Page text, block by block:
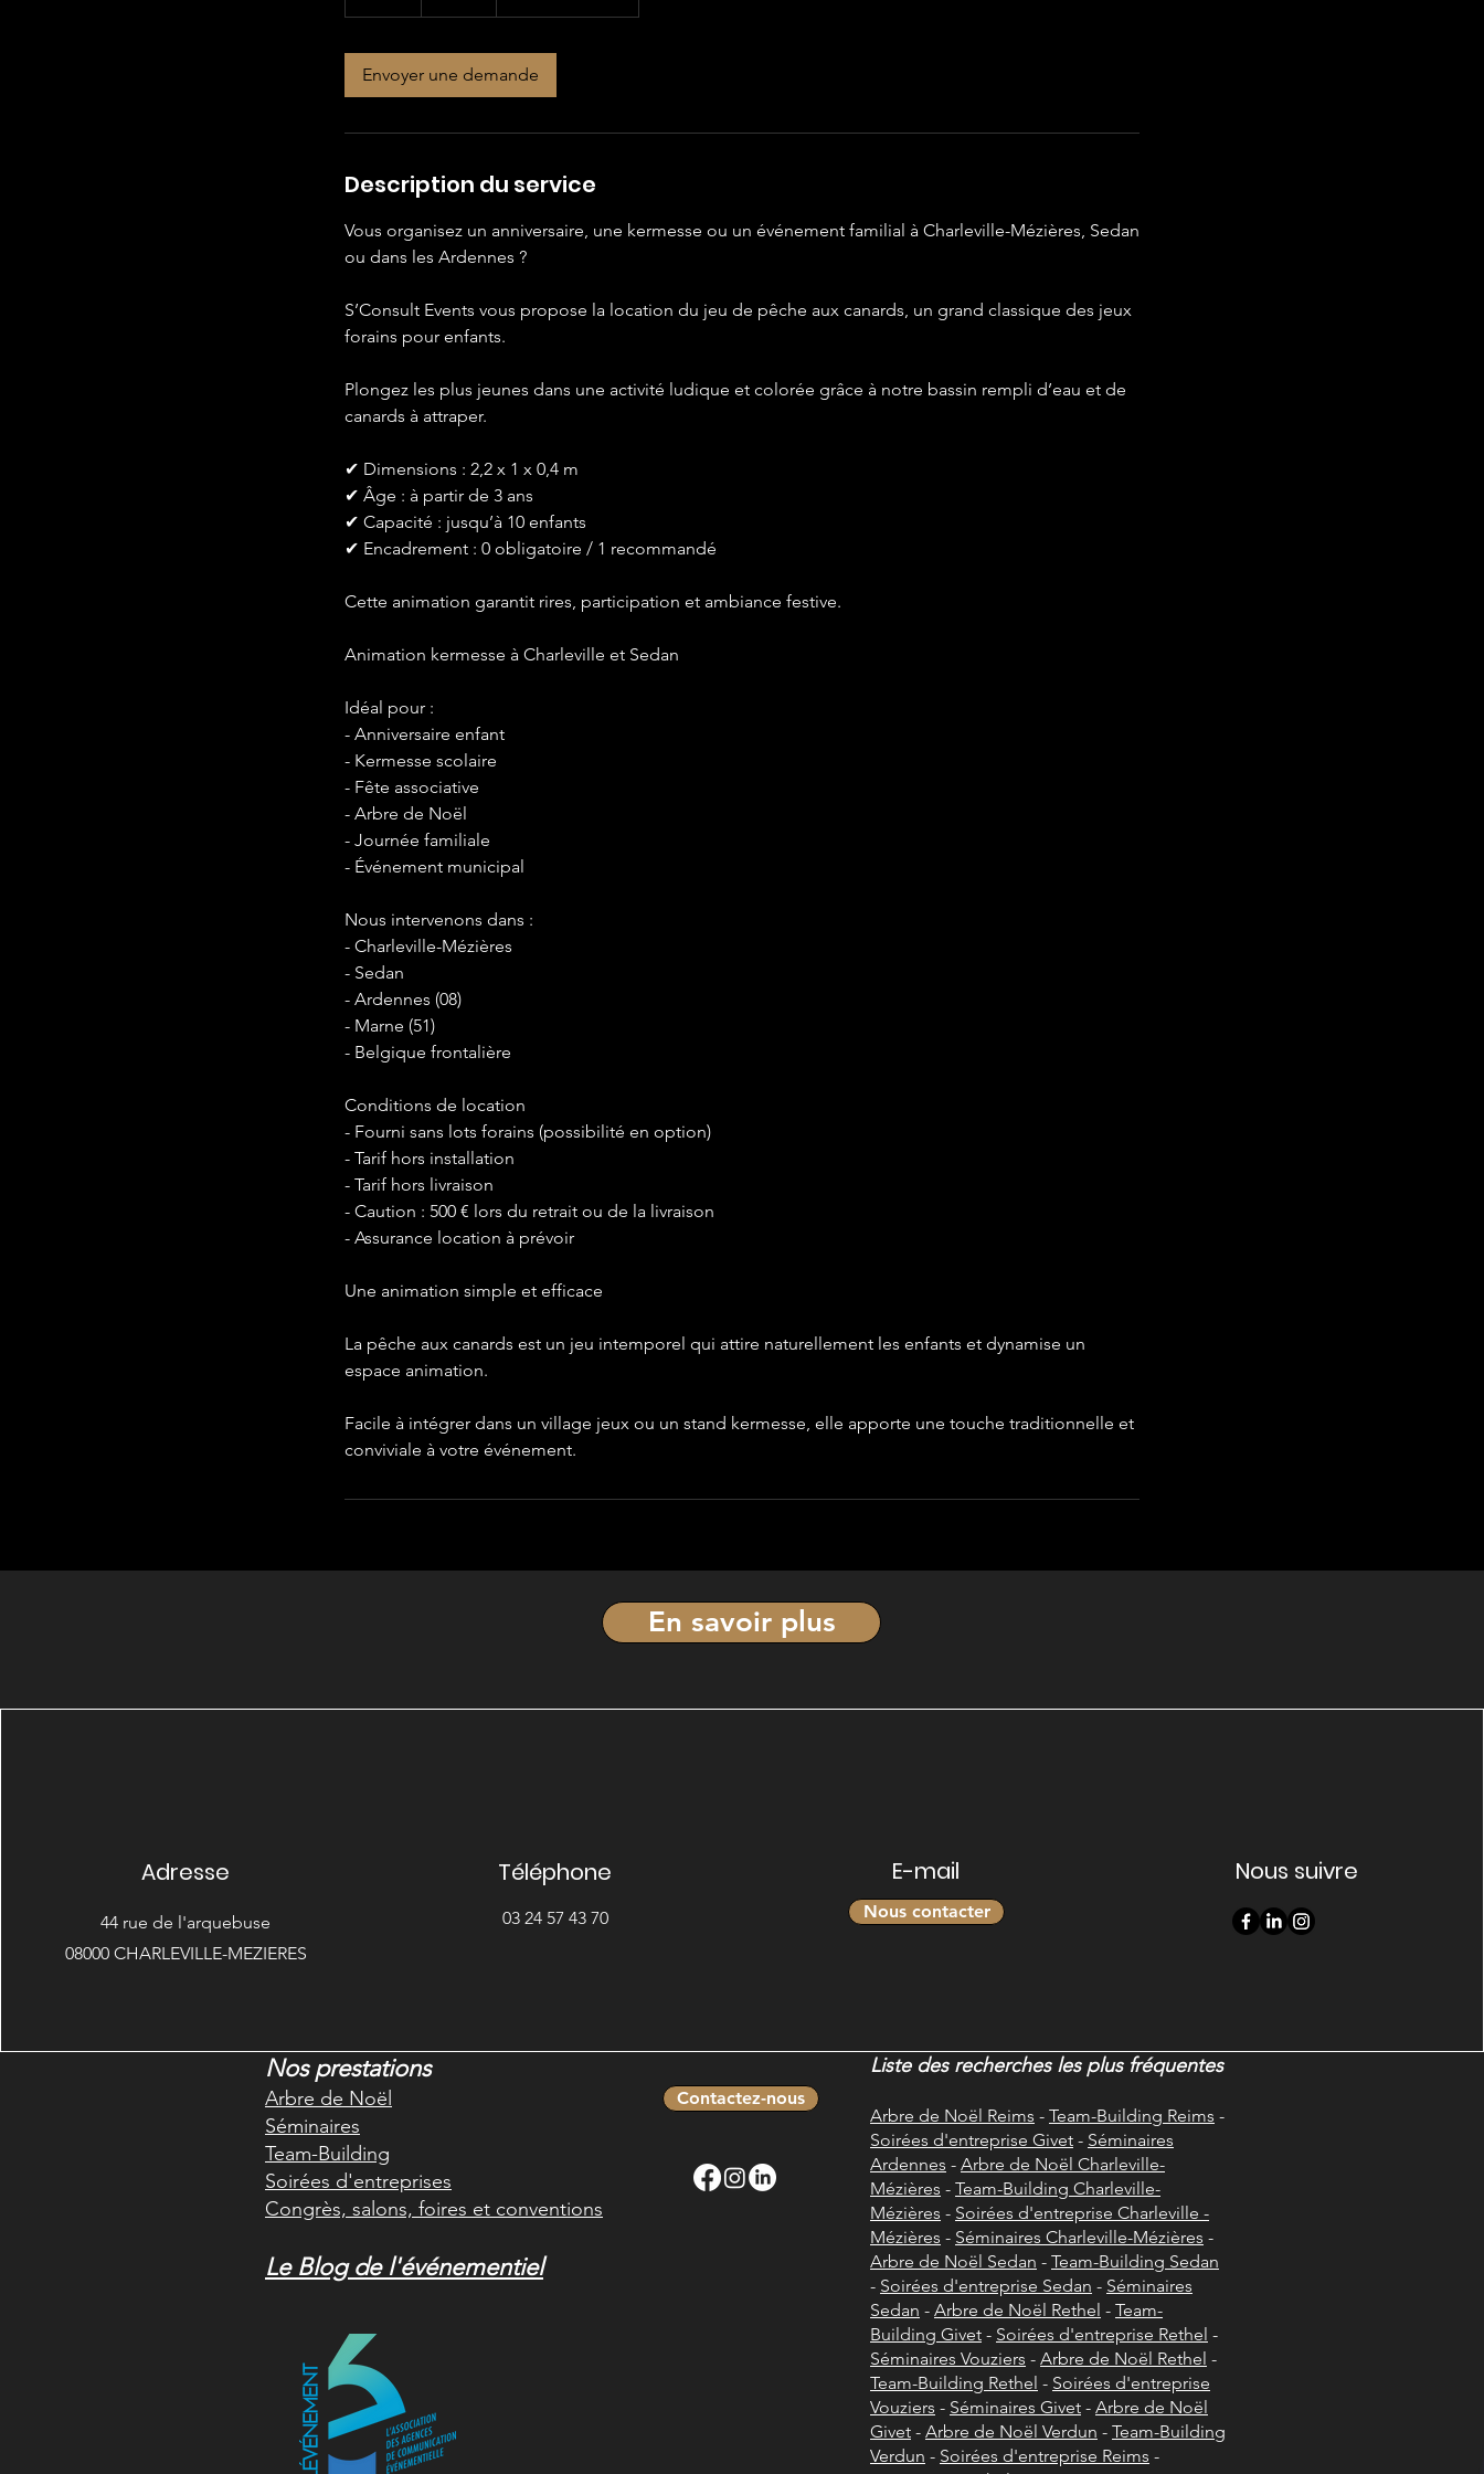
d
Envoyer une demande
Description du service
Vous organisez un anniversaire, une kermesse ou un événement familial à Charleville-Mézières, Sedan
ou dans les Ardennes ?
S’Consult Events vous propose la location du jeu de pêche aux canards, un grand classique des jeux
forains pour enfants.
Plongez les plus jeunes dans une activité ludique et colorée grâce à notre bassin rempli d’eau et de
canards à attraper.
✔ Dimensions : 2,2 x 1 x 0,4 m
✔ Âge : à partir de 3 ans
✔ Capacité : jusqu’à 10 enfants
✔ Encadrement : 0 obligatoire / 1 recommandé
Cette animation garantit rires, participation et ambiance festive.
Animation kermesse à Charleville et Sedan
Idéal pour :
- Anniversaire enfant
- Kermesse scolaire
- Fête associative
- Arbre de Noël
- Journée familiale
- Événement municipal
Nous intervenons dans :
- Charleville-Mézières
- Sedan
- Ardennes (08)
- Marne (51)
- Belgique frontalière
Conditions de location
- Fourni sans lots forains (possibilité en option)
- Tarif hors installation
- Tarif hors livraison
- Caution : 500 € lors du retrait ou de la livraison
- Assurance location à prévoir
Une animation simple et efficace
La pêche aux canards est un jeu intemporel qui attire naturellement les enfants et dynamise un
espace animation.
Facile à intégrer dans un village jeux ou un stand kermesse, elle apporte une touche traditionnelle et
conviviale à votre événement.
En savoir plus
Adresse
44 rue de l'arquebuse
08000 CHARLEVILLE-MEZIERES
Téléphone
03 24 57 43 70
E-mail
Nous contacter
Nous suivre
Nos prestations
Arbre de Noël
Séminaires
Team-Building
Soirées d'entreprises
Congrès, salons, foires et conventions
Le Blog de l'événementiel
Contactez-nous
Liste des recherches les plus fréquentes
Arbre de Noël Reims - Team-Building Reims -
Soirées d'entreprise Givet - Séminaires
Ardennes - Arbre de Noël Charleville-
Mézières - Team-Building Charleville-
Mézières - Soirées d'entreprise Charleville -
Mézières - Séminaires Charleville-Mézières -
Arbre de Noël Sedan - Team-Building Sedan
- Soirées d'entreprise Sedan - Séminaires
Sedan - Arbre de Noël Rethel - Team-
Building Givet - Soirées d'entreprise Rethel -
Séminaires Vouziers - Arbre de Noël Rethel -
Team-Building Rethel - Soirées d'entreprise
Vouziers - Séminaires Givet - Arbre de Noël
Givet - Arbre de Noël Verdun - Team-Building
Verdun - Soirées d'entreprise Reims -